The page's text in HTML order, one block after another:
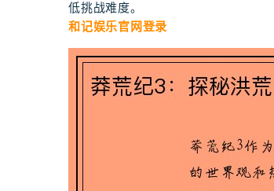
低挑战难度。
和记娱乐官网登录